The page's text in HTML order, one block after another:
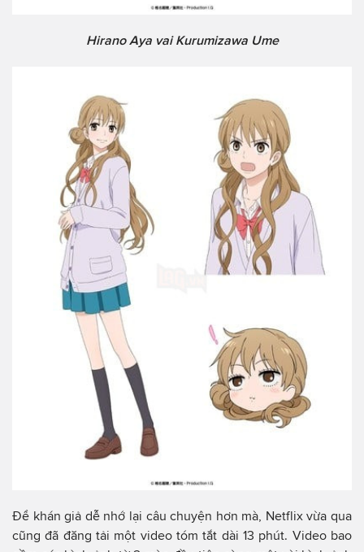
Hirano Aya vai Kurumizawa Ume
Để khán giả dễ nhớ lại câu chuyện hơn mà, Netflix vừa qua
cũng đã đăng tải một video tóm tắt dài 13 phút. Video bao